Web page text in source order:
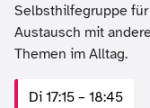
Selbsthilfegruppe
Austausch mit
Themen im Alltag.
Di 17:15 – 18:45